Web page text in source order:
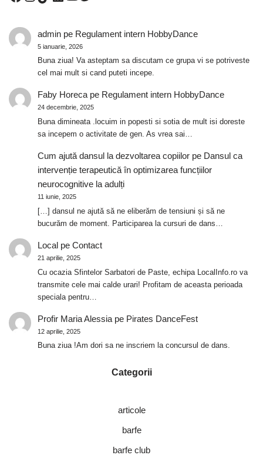
adminpe Regulament intern HobbyDance
5 ianuarie, 2026
Buna ziua! Va asteptam sa discutam ce grupa vi se potriveste
cel mai mult si cand puteti incepe.
Faby Horecape Regulament intern HobbyDance
24 decembrie, 2025
Buna dimineata .locuim in popesti si sotia de mult isi doreste
sa incepem o activitate de gen. As vrea sai…
Cum ajută dansul la dezvoltarea copiilorpe Dansul ca
intervenție terapeutică în optimizarea funcțiilor
neurocognitive la adulți
11 iunie, 2025
[…] dansul ne ajută să ne eliberăm de tensiuni și să ne
bucurăm de moment. Participarea la cursuri de dans…
Localpe Contact
21 aprilie, 2025
Cu ocazia Sfintelor Sarbatori de Paste, echipa LocalInfo.ro va
transmite cele mai calde urari! Profitam de aceasta perioada
speciala pentru…
Profir Maria Alessiape Pirates DanceFest
12 aprilie, 2025
Buna ziua !Am dori sa ne inscriem la concursul de dans.
Categorii
articole
barfe
barfe club